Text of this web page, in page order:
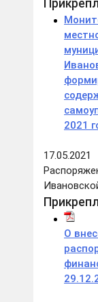
2021
17.05.2021
О